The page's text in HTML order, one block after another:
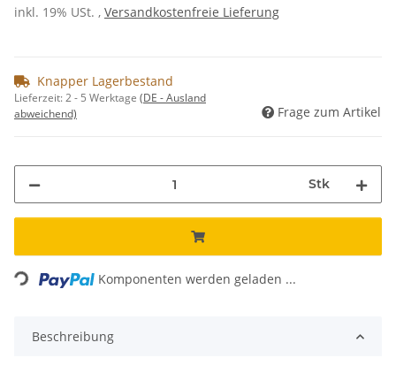
inkl. 19% USt. , Versandkostenfreie Lieferung
Knapper Lagerbestand
Lieferzeit:2 - 5 Werktage (DE - Ausland
abweichend)
Frage zum Artikel
Stk
Komponenten werden geladen ...
Beschreibung